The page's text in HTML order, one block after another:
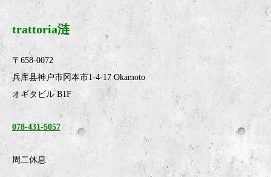
trattoria涟
〒658-0072
兵库县神户市冈本市1-4-17 Okamoto
オギタビル B1F
078-431-5057
周二休息